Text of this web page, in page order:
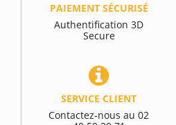
PAIEMENT SÉCURISÉ
Authentification 3D
Secure
SERVICE CLIENT
Contactez-nous au 02